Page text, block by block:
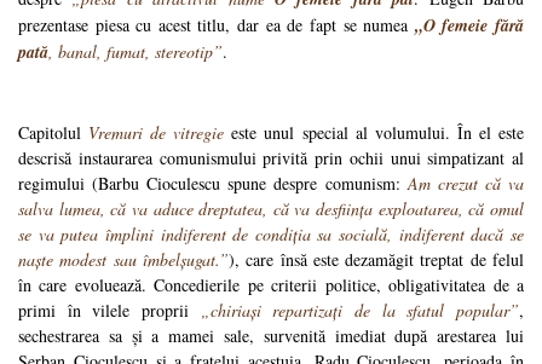
prezentase piesa cu acest titlu, dar ea de fapt se numea „O femeie fără
pată, banal, fumat, stereotip”.
Capitolul Vremuri de vitregie este unul special al volumului. În el este
descrisă instaurarea comunismului privită prin ochii unui simpatizant al
regimului (Barbu Cioculescu spune despre comunism:Am crezut că va
salva lumea, că va aduce dreptatea, că va desființa exploatarea, că omul
se va putea împlini indiferent de condiția sa socială, indiferent dacă se
naște modest sau îmbelșugat.”), care însă este dezamăgit treptat de felul
în care evoluează. Concedierile pe criterii politice, obligativitatea de a
primi în vilele proprii „chiriași repartizați de la sfatul popular”,
sechestrarea sa și a mamei sale, survenită imediat după arestarea lui